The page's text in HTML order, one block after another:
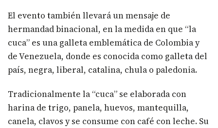
El evento también llevará un mensaje de
hermandad binacional, en la medida en que “la
cuca” es una galleta emblemática de Colombia y
de Venezuela, donde es conocida como galleta del
país, negra, liberal, catalina, chula o paledonia.
Tradicionalmente la “cuca” se elaborada con
harina de trigo, panela, huevos, mantequilla,
canela, clavos y se consume con café con leche. Su